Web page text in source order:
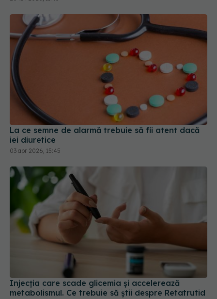
La ce semne de alarmă trebuie să fii atent dacă
iei diuretice
03 apr 2026, 15:45
Injecția care scade glicemia și accelerează
metabolismul. Ce trebuie să știi despre Retatrutid